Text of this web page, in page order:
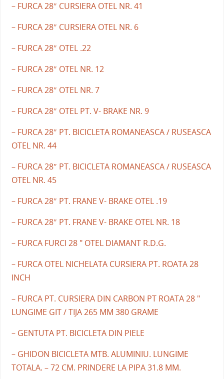
– FURCA 28″ CURSIERA OTEL NR. 41
– FURCA 28″ CURSIERA OTEL NR. 6
– FURCA 28″ OTEL .22
– FURCA 28″ OTEL NR. 12
– FURCA 28″ OTEL NR. 7
– FURCA 28″ OTEL PT. V- BRAKE NR. 9
– FURCA 28″ PT. BICICLETA ROMANEASCA / RUSEASCA
OTEL NR. 44
– FURCA 28″ PT. BICICLETA ROMANEASCA / RUSEASCA
OTEL NR. 45
– FURCA 28″ PT. FRANE V- BRAKE OTEL .19
– FURCA 28″ PT. FRANE V- BRAKE OTEL NR. 18
– FURCA FURCI 28 " OTEL DIAMANT R.D.G.
– FURCA OTEL NICHELATA CURSIERA PT. ROATA 28
INCH
– FURCA PT. CURSIERA DIN CARBON PT ROATA 28 "
LUNGIME GIT / TIJA 265 MM 380 GRAME
– GENTUTA PT. BICICLETA DIN PIELE
– GHIDON BICICLETA MTB. ALUMINIU. LUNGIME
TOTALA. – 72 CM. PRINDERE LA PIPA 31.8 MM.